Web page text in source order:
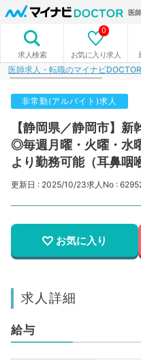
医
求人検索 お気に入り求人
0
医師求人・転職のマイナビDOCTOR
非常勤(アルバイト)求人
【静岡県／静岡市】
◎毎週月曜・火曜・水
より勤務可能（耳鼻咽
更新日 : 2025/10/23求人No :
お気に入り
求人詳細
給与